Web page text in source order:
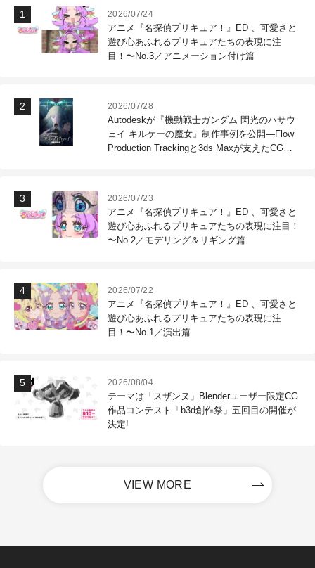
2026/07/24
アニメ『名探偵プリキュア！』ED 、可愛さと
遊び心あふれるプリキュアたちの表現に注
目！〜No.3／アニメーション付け篇
2026/07/28
Autodeskが『機動戦士ガンダム 閃光のハサウ
ェイ キルケーの魔女』制作事例を公開―Flow
Production Trackingと3ds Maxが支えたCG制
2026/07/23
アニメ『名探偵プリキュア！』ED 、可愛さと
遊び心あふれるプリキュアたちの表現に注目！
〜No.2／モデリング＆リギング篇
2026/07/22
アニメ『名探偵プリキュア！』ED 、可愛さと
遊び心あふれるプリキュアたちの表現に注
目！〜No.1／演出篇
2026/08/04
テーマは「スザンヌ」Blenderユーザー限定CG
作品コンテスト「b3d創作祭」五回目の開催が
決定!
VIEW MORE